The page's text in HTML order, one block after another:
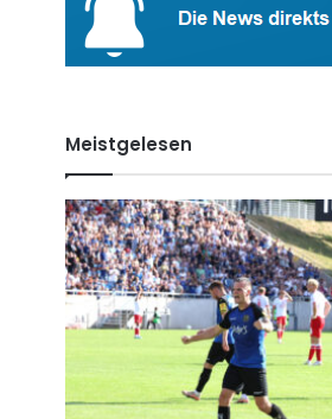
Meistgelesen